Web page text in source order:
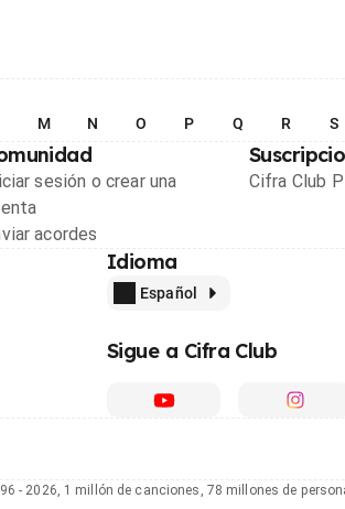
M N O P Q R S
sesión o crear una
acordes
Cifra Club
Idioma
Español
Sigue a Cifra Club
- 2026, 1 millón de canciones, 78 millones de